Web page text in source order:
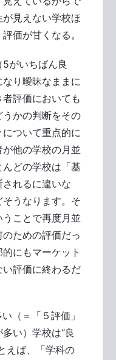
見えない学校ほ
価が甘くなる。
がいちばん良
り曖昧なままに
評価においても
うかの判断をその
ついて重点的に
他の学校の月並
どの学校は「基
れるに違いな
うなります。そ
ことで再度月並
ための評価だっ
にもマーケット
評価に終わるだ
（＝「５評価」
い）学校は“良
えば、「学科の